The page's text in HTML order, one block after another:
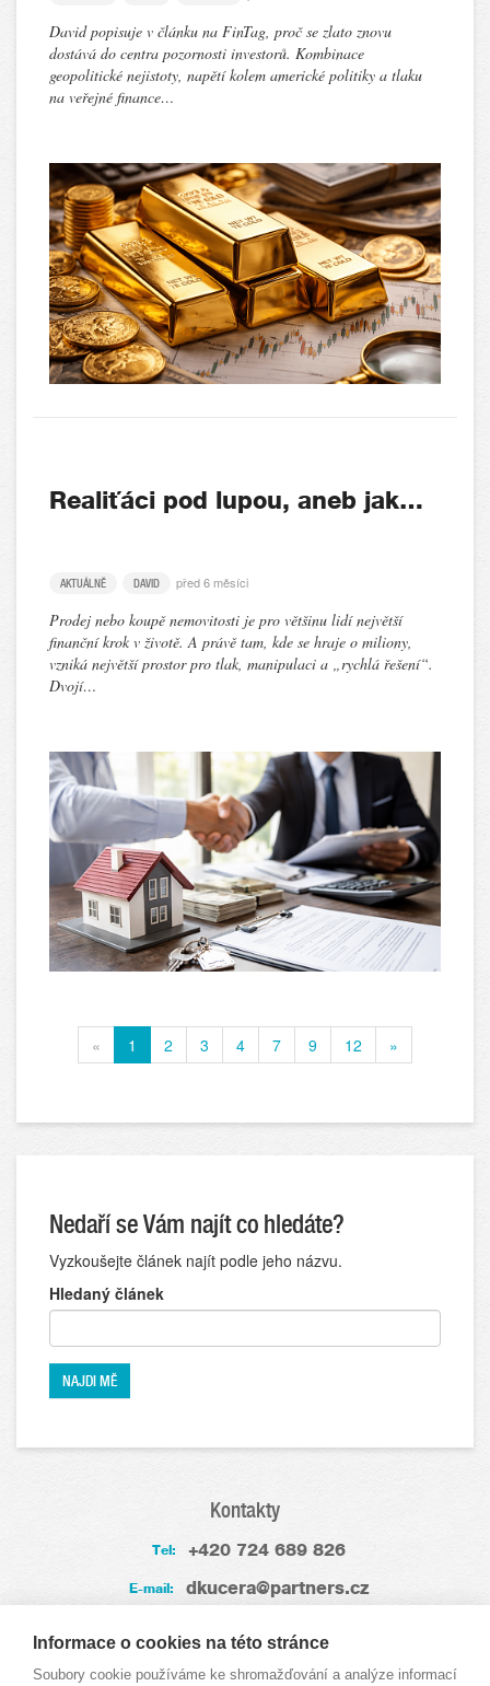
David popisuje v článku na FinTag, proč se zlato znovu
dostává do centra pozornosti investorů. Kombinace
geopolitické nejistoty, napětí kolem americké politiky a tlaku
na veřejné finance…
Realiťáci pod lupou, aneb jak…
AKTUÁLNĚ DAVID před 6 měsíci
Prodej nebo koupě nemovitosti je pro většinu lidí největší
finanční krok v životě. A právě tam, kde se hraje o miliony,
vzniká největší prostor pro tlak, manipulaci a „rychlá řešení“.
Dvojí…
« 1 2 3 4 7 9 12 »
Nedaří se Vám najít co hledáte?
Vyzkoušejte článek najít podle jeho názvu.
Hledaný článek
Kontakty
Tel: +420 724 689 826
E-mail: dkucera@partners.cz
Zkušenosti
Informace o cookies na této stránce
Soubory cookie používáme ke shromažďování a analýze informací